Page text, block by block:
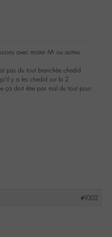
avec mister -M- ou autres
pas du tout branchée chedid
y a les chedid sur la 2
ça doit être pas mal du tout pour
#9302